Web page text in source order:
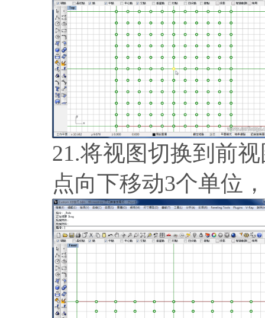
21.将视图切换到前
点向下移动3个单位